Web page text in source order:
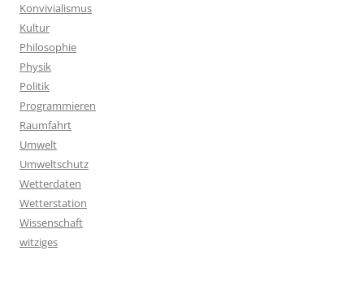
Konvivialismus
Kultur
Philosophie
Physik
Politik
Programmieren
Raumfahrt
Umwelt
Umweltschutz
Wetterdaten
Wetterstation
Wissenschaft
witziges